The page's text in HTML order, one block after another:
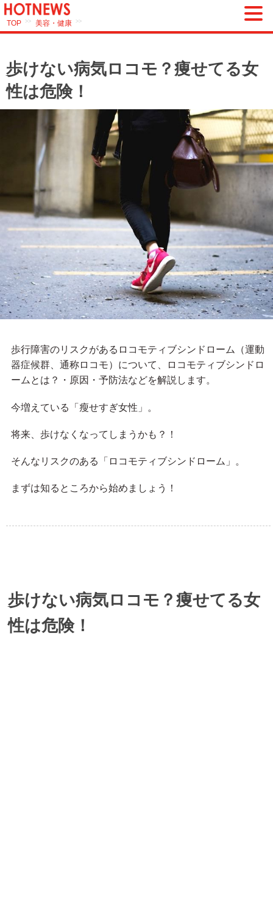
TOP >> 美容・健康 >>
歩けない病気ロコモ？痩せてる女
性は危険！
歩行障害のリスクがあるロコモティブシンドローム（運動
器症候群、通称ロコモ）について、ロコモティブシンドロ
ームとは？・原因・予防法などを解説します。
今増えている「瘦せすぎ女性」。
将来、歩けなくなってしまうかも？！
そんなリスクのある「ロコモティブシンドローム」。
まずは知るところから始めましょう！
歩けない病気ロコモ？痩せてる女
性は危険！